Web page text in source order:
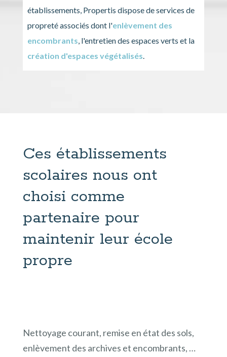
établissements, Propertis dispose de services de
propreté associés dont l'enlèvement des
encombrants, l'entretien des espaces verts et la
création d'espaces végétalisés.
Ces établissements
scolaires nous ont
choisi comme
partenaire pour
maintenir leur école
propre
Nettoyage courant, remise en état des sols,
enlèvement des archives et encombrants, …